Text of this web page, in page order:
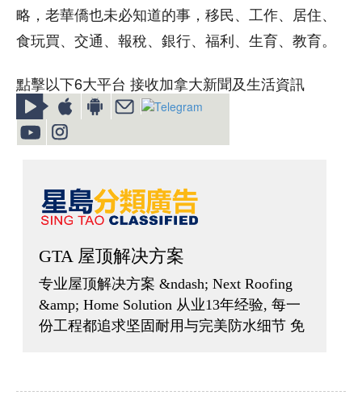
略，老華僑也未必知道的事，移民、工作、居住、
食玩買、交通、報稅、銀行、福利、生育、教育。
點擊以下6大平台 接收加拿大新聞及生活資訊